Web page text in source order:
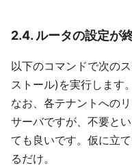
2.4. ルータの設定が
以下のコマンドで次の
ストール)を実行します。
なお、各テナントへの
サーバですが、不要と
ても良いです。仮に立
るだけ。